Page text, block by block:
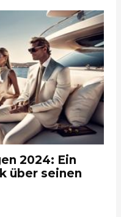
2024: Ein
über seinen